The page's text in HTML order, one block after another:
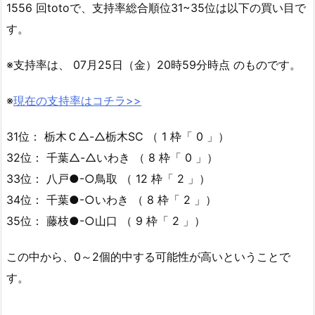
1556 回totoで、支持率総合順位31~35位は以下の買い目で
す。
※支持率は、 07月25日（金）20時59分時点 のものです。
※現在の支持率はコチラ>>
31位： 栃木Ｃ△-△栃木SC （ 1 枠「 0 」）
32位： 千葉△-△いわき （ 8 枠「 0 」）
33位： 八戸●-○鳥取 （ 12 枠「 2 」）
34位： 千葉●-○いわき （ 8 枠「 2 」）
35位： 藤枝●-○山口 （ 9 枠「 2 」）
この中から、0～2個的中する可能性が高いということで
す。